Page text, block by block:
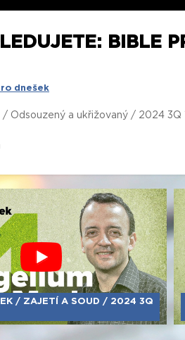
BIBLE
dnešek
/ Odsouzený a ukřižovaný / 2024 3Q
/ ZAJETÍ A SOUD / 2024 3Q